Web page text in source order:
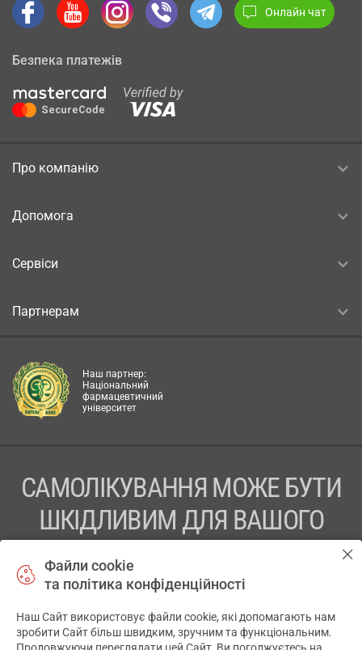
Онлайн чат
Безпека платежів
Про компанію
Допомога
Сервіси
Партнерам
Наш партнер:
Національний
фармацевтичний
університет
САМОЛІКУВАННЯ МОЖЕ БУТИ
ШКІДЛИВИМ ДЛЯ ВАШОГО
ПЕРЕД ЗАСТОСУВАННЯМ ПРЕПАРАТУ ПРОКОНСУЛЬТУЙТЕСЬ
ТОВ «АПТЕКА 911.ЮА» Код ЄДРПОУ 43631965.
Файли cookie
та політика конфіденційності
Наш Сайт використовує файли cookie, які допомагають нам
зробити Сайт більш швидким, зручним та функціональним.
✕